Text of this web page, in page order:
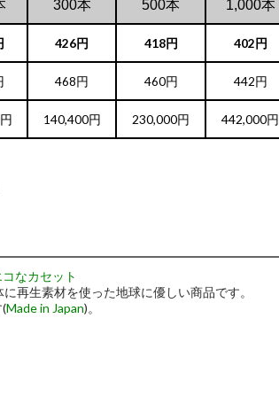
300本 500本 1,000本
426円 418円 402円
468円 460円 442円
140,400円 230,000円 442,000円
なカセット
再生素材を使った地球に優しい商品です。
Made in Japan)。